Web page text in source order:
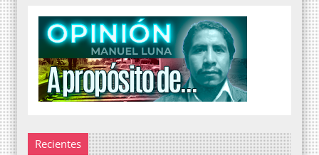
Recientes